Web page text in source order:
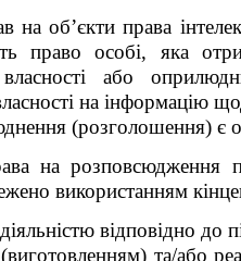
на об’єкти права
право особі, яка
власності або
на інформацію
(розголошення) є
на розповсюдження
використанням
відповідно до
та/або